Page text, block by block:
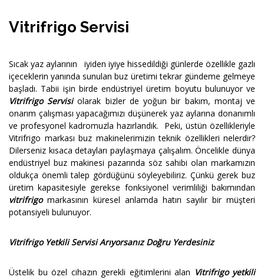
Vitrifrigo Servisi
Sıcak yaz aylarının iyiden iyiye hissedildiği günlerde özellikle gazlı
içeceklerin yanında sunulan buz üretimi tekrar gündeme gelmeye
başladı. Tabii işin birde endüstriyel üretim boyutu bulunuyor ve
Vitrifrigo Servisiolarak bizler de yoğun bir bakım, montaj ve
onarım çalışması yapacağımızı düşünerek yaz aylarına donanımlı
ve profesyonel kadromuzla hazırlandık. Peki, üstün özellikleriyle
Vitrifrigo markası buz makinelerimizin teknik özellikleri nelerdir?
Dilerseniz kısaca detayları paylaşmaya çalışalım. Öncelikle dünya
endüstriyel buz makinesi pazarında söz sahibi olan markamızın
oldukça önemli talep gördüğünü söyleyebiliriz. Çünkü gerek buz
üretim kapasitesiyle gerekse fonksiyonel verimliliği bakımından
vitrifrigomarkasının küresel anlamda hatırı sayılır bir müşteri
potansiyeli bulunuyor.
Vitrifrigo Yetkili Servisi Arıyorsanız Doğru Yerdesiniz
Üstelik bu özel cihazın gerekli eğitimlerini alan Vitrifrigo yetkili